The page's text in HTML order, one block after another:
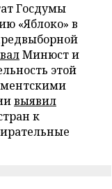
Госдумы
«Яблоко» в
Минюст и
этой
выявил
к